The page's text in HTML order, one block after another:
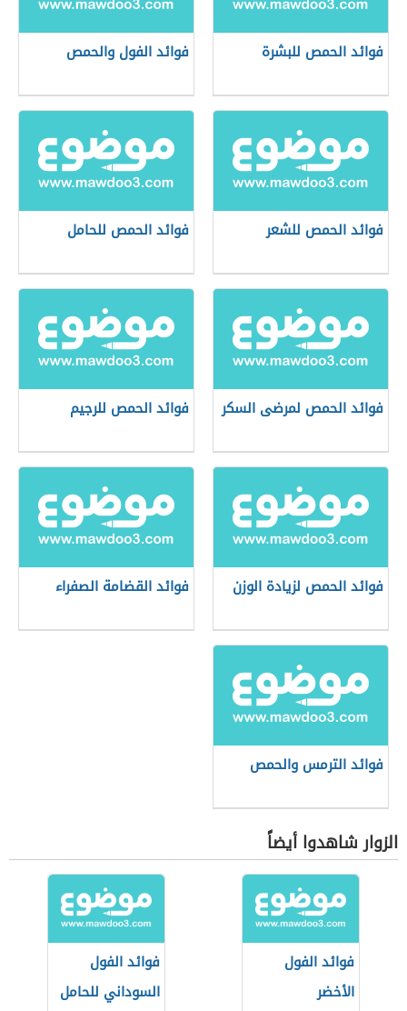
فوائد الحمص للبشرة فوائد الفول والحمص
فوائد الحمص للشعر فوائد الحمص للحامل
فوائد الحمص لمرضى السكر فوائد الحمص للرجيم
فوائد الحمص لزيادة الوزن فوائد القضامة الصفراء
فوائد الترمس والحمص
الزوار شاهدوا أيضاً
فوائد الفول
الأخضر
فوائد الفول
السوداني للحامل